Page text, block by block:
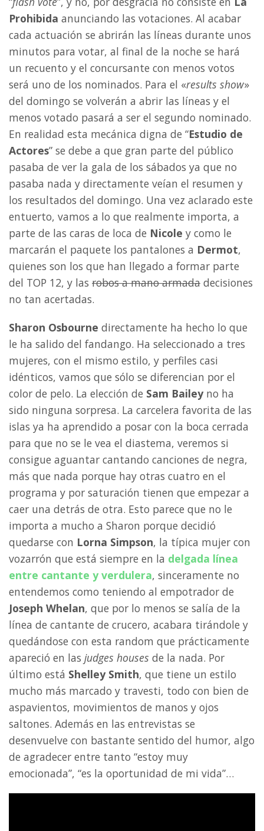
Prohibida anunciando las votaciones. Al acabar
cada actuación se abrirán las líneas durante unos
minutos para votar, al final de la noche se hará
un recuento y el concursante con menos votos
será uno de los nominados. Para el «results show»
del domingo se volverán a abrir las líneas y el
menos votado pasará a ser el segundo nominado.
En realidad esta mecánica digna de “Estudio de
Actores” se debe a que gran parte del público
pasaba de ver la gala de los sábados ya que no
pasaba nada y directamente veían el resumen y
los resultados del domingo. Una vez aclarado este
entuerto, vamos a lo que realmente importa, a
parte de las caras de loca de Nicole y como le
marcarán el paquete los pantalones a Dermot,
quienes son los que han llegado a formar parte
del TOP 12, y las robos a mano armada decisiones
no tan acertadas.
Sharon Osbourne directamente ha hecho lo que
le ha salido del fandango. Ha seleccionado a tres
mujeres, con el mismo estilo, y perfiles casi
idénticos, vamos que sólo se diferencian por el
color de pelo. La elección de Sam Baileyno ha
sido ninguna sorpresa. La carcelera favorita de las
islas ya ha aprendido a posar con la boca cerrada
para que no se le vea el diastema, veremos si
consigue aguantar cantando canciones de negra,
más que nada porque hay otras cuatro en el
programa y por saturación tienen que empezar a
caer una detrás de otra. Esto parece que no le
importa a mucho a Sharon porque decidió
quedarse con Lorna Simpson, la típica mujer con
vozarrón que está siempre en la delgada línea
entre cantante y verdulera, sinceramente no
entendemos como teniendo al empotrador de
Joseph Whelan, que por lo menos se salía de la
línea de cantante de crucero, acabara tirándole y
quedándose con esta random que prácticamente
apareció en las judges houses de la nada. Por
último está Shelley Smith, que tiene un estilo
mucho más marcado y travesti, todo con bien de
aspavientos, movimientos de manos y ojos
saltones. Además en las entrevistas se
desenvuelve con bastante sentido del humor, algo
de agradecer entre tanto “estoy muy
emocionada”, “es la oportunidad de mi vida”…